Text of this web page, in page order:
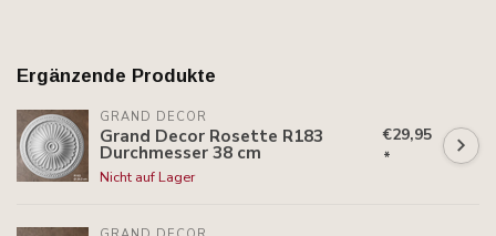
Ergänzende Produkte
GRAND DECOR
Grand Decor Rosette R183
Durchmesser 38 cm
Nicht auf Lager
€29,95
*